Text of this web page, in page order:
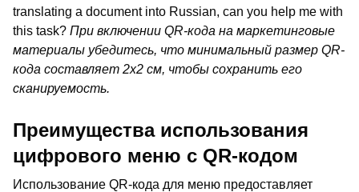
translating a document into Russian, can you help me with
this task? При включении QR-кода на маркетинговые
материалы убедитесь, что минимальный размер QR-
кода составляет 2x2 см, чтобы сохранить его
сканируемость.
Преимущества использования
цифрового меню с QR-кодом
Использование QR-кода для меню предоставляет